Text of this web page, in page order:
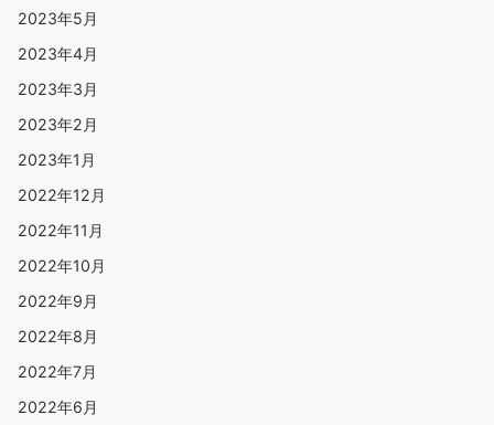
2023年5月
2023年4月
2023年3月
2023年2月
2023年1月
2022年12月
2022年11月
2022年10月
2022年9月
2022年8月
2022年7月
2022年6月